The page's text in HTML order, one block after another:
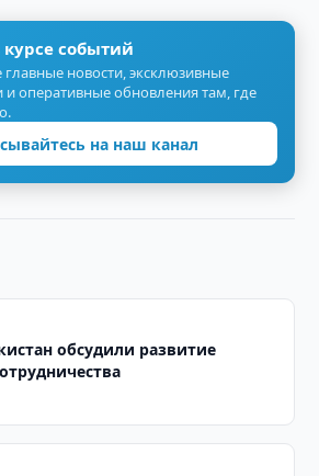
курсе событий
главные новости, эксклюзивные
и оперативные обновления там, где
на наш канал
обсудили развитие